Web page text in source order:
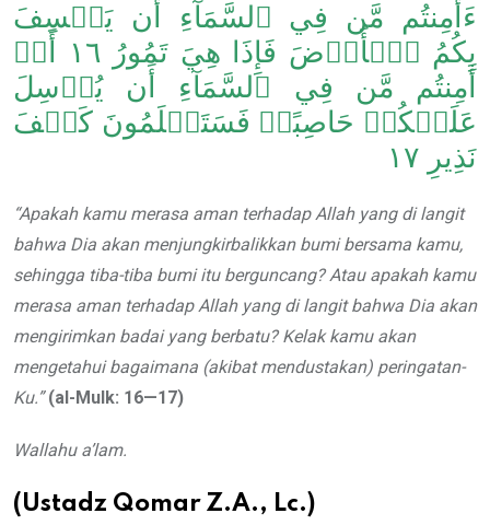
ءَأَمِنتُم مَّن فِي ٱلسَّمَآءِ أَن يَخۡسِفَ
بِكُمُ ٱلۡأَرۡضَ فَإِذَا هِيَ تَمُورُ ١٦ أَمۡ
أَمِنتُم مَّن فِي ٱلسَّمَآءِ أَن يُرۡسِلَ
عَلَيۡكُمۡ حَاصِبًاۖ فَسَتَعۡلَمُونَ كَيۡفَ
نَذِيرِ ١٧
“Apakah kamu merasa aman terhadap Allah yang di langit
bahwa Dia akan menjungkirbalikkan bumi bersama kamu,
sehingga tiba-tiba bumi itu berguncang? Atau apakah kamu
merasa aman terhadap Allah yang di langit bahwa Dia akan
mengirimkan badai yang berbatu? Kelak kamu akan
mengetahui bagaimana (akibat mendustakan) peringatan-
Ku.” (al-Mulk: 16—17)
Wallahu a’lam.
(Ustadz Qomar Z.A., Lc.)